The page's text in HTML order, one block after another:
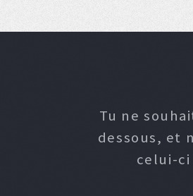
Tu ne
dessous, et
celui-ci